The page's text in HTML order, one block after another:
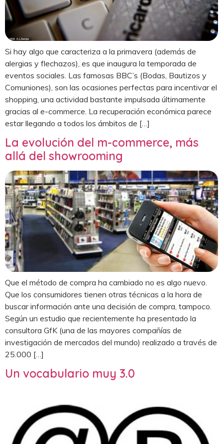
Si hay algo que caracteriza a la primavera (además de
alergias y flechazos), es que inaugura la temporada de
eventos sociales. Las famosas BBC’s (Bodas, Bautizos y
Comuniones), son las ocasiones perfectas para incentivar el
shopping, una actividad bastante impulsada últimamente
gracias al e-commerce. La recuperación económica parece
estar llegando a todos los ámbitos de […]
La evolución del m-commerce, más
allá del showrooming
Que el método de compra ha cambiado no es algo nuevo.
Que los consumidores tienen otras técnicas a la hora de
buscar información ante una decisión de compra, tampoco.
Según un estudio que recientemente ha presentado la
consultora GfK (una de las mayores compañías de
investigación de mercados del mundo) realizado a través de
25.000 […]
Un vocabulario muy 3.0